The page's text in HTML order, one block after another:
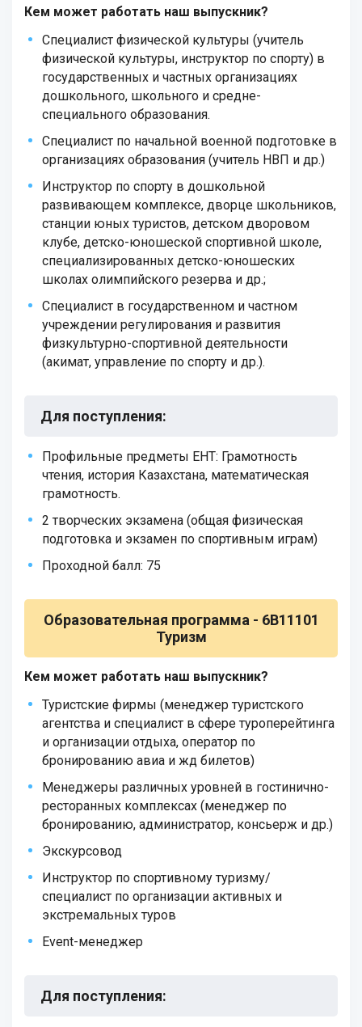
Кем может работать наш выпускник?
Специалист физической культуры (учитель
физической культуры, инструктор по спорту) в
государственных и частных организациях
дошкольного, школьного и средне-
специального образования.
Специалист по начальной военной подготовке в
организациях образования (учитель НВП и др.)
Инструктор по спорту в дошкольной
развивающем комплексе, дворце школьников,
станции юных туристов, детском дворовом
клубе, детско-юношеской спортивной школе,
специализированных детско-юношеских
школах олимпийского резерва и др.;
Специалист в государственном и частном
учреждении регулирования и развития
физкультурно-спортивной деятельности
(акимат, управление по спорту и др.).
Для поступления:
Профильные предметы ЕНТ: Грамотность
чтения, история Казахстана, математическая
грамотность.
2 творческих экзамена (общая физическая
подготовка и экзамен по спортивным играм)
Проходной балл: 75
Образовательная программа - 6B11101
Туризм
Кем может работать наш выпускник?
Туристские фирмы (менеджер туристского
агентства и специалист в сфере туроперейтинга
и организации отдыха, оператор по
бронированию авиа и жд билетов)
Менеджеры различных уровней в гостинично-
ресторанных комплексах (менеджер по
бронированию, администратор, консьерж и др.)
Экскурсовод
Инструктор по спортивному туризму/
специалист по организации активных и
экстремальных туров
Event-менеджер
Для поступления: